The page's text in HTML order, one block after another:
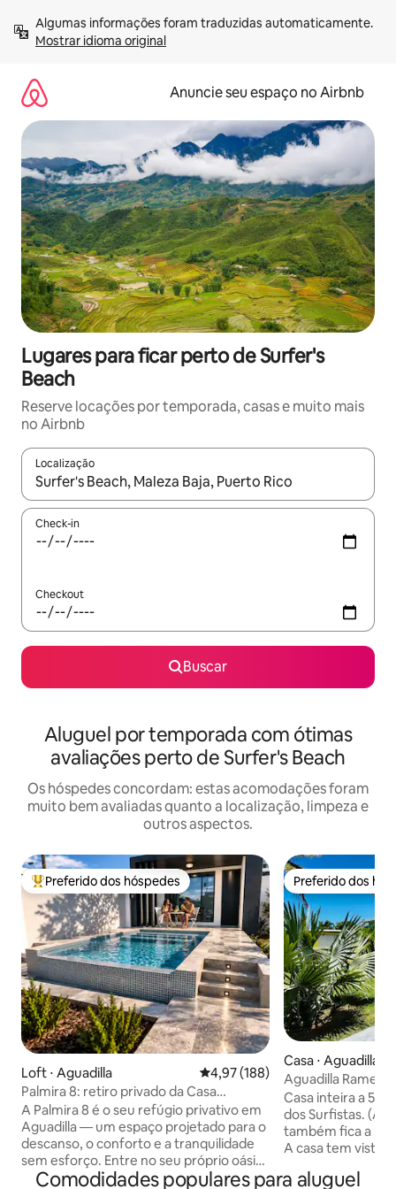
para
Mostrar idioma original
Anuncie seu espaço no Airbnb
Lugares para ficar perto de Surfer's
Beach
Reserve locações por temporada, casas e muito mais
no Airbnb
Localização
Quando os resultados estiverem disponíveis, explore-os
Check-in
Checkout
Buscar
Aluguel por temporada com ótimas
avaliações perto de Surfer's Beach
Os hóspedes concordam: estas acomodações foram
muito bem avaliadas quanto a localização, limpeza e
outros aspectos.
Entre os melhores preferidos dos hóspedes
Preferido dos hóspedes
Loft ⋅ Aguadilla 4,97 de uma avaliação média de
4,97 (188)
Palmira 8: retiro privado da Casa
Santiago
A Palmira 8 é o seu refúgio privativo em
Aguadilla — um espaço projetado para o
descanso, o conforto e a tranquilidade
sem esforço. Entre no seu próprio oásis
com piscina privativa, em meio a uma
Preferido dos
Preferido dos
Casa ⋅ Aguadilla
Aguadilla Ramey
Surfers Bch &
Casa inteira a 5
dos Surfistas. (A
também fica a
A casa tem vista
aberto, azulejos
Comodidades populares para aluguel